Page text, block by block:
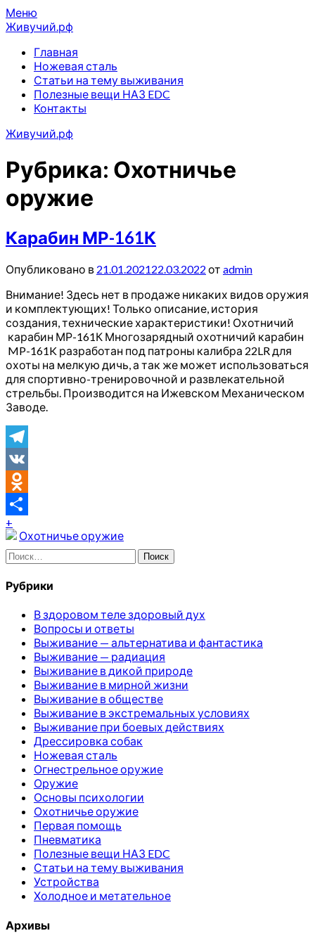
Перейти
к
Меню
Живучий.рф
Главная
Ножевая сталь
Статьи на тему выживания
Полезные вещи НАЗ EDC
Контакты
Живучий.рф
Рубрика: Охотничье
оружие
Карабин МР-161К
Опубликовано в 21.01.202122.03.2022 от admin
Внимание! Здесь нет в продаже никаких видов оружия
и комплектующих! Только описание, история
создания, технические характеристики! Охотничий
карабин МР-161К Многозарядный охотничий карабин
MP-161K разработан под патроны калибра 22LR для
охоты на мелкую дичь, а так же может использоваться
для спортивно-тренировочной и развлекательной
стрельбы. Производится на Ижевском Механическом
Заводе.
Telegram
VK
Odnoklassniki
Отправить
+
Охотничье оружие
Найти:
Рубрики
В здоровом теле здоровый дух
Вопросы и ответы
Выживание — альтернатива и фантастика
Выживание — радиация
Выживание в дикой природе
Выживание в мирной жизни
Выживание в обществе
Выживание в экстремальных условиях
Выживание при боевых действиях
Дрессировка собак
Ножевая сталь
Огнестрельное оружие
Оружие
Основы психологии
Охотничье оружие
Первая помощь
Пневматика
Полезные вещи НАЗ EDC
Статьи на тему выживания
Устройства
Холодное и метательное
Архивы